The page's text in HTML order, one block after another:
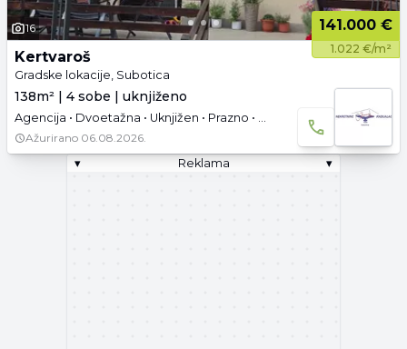
16 141.000 €
1.022 €/m²
Kertvaroš
Gradske lokacije, Subotica
138m² | 4 sobe | uknjiženo
Agencija • Dvoetažna • Uknjižen • Prazno • Garaža i parking
Ažurirano 06.08.2026.
▾
Reklama ▾